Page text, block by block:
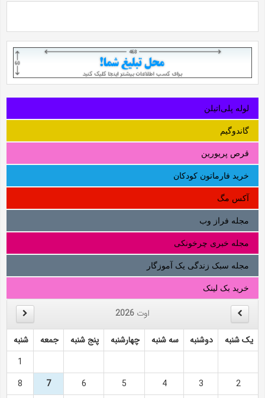
لوله‌ پلی‌اتیلن
گاندوگیم
قرص پریورین
خرید فارماتون کودکان
آکس مگ
مجله فراز وب
مجله خبری چرخونکی
مجله سبک زندگی یک آموزگار
خرید بک لینک
اوت 2026
یک شنبه دوشنبه سه شنبه چهارشنبه پنج شنبه جمعه
شنبه
1
2
3
4
5
6
7
8